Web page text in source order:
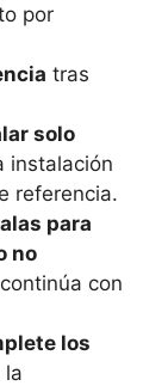
por
tras
solo
instalación
referencia.
para
no
con
los
la